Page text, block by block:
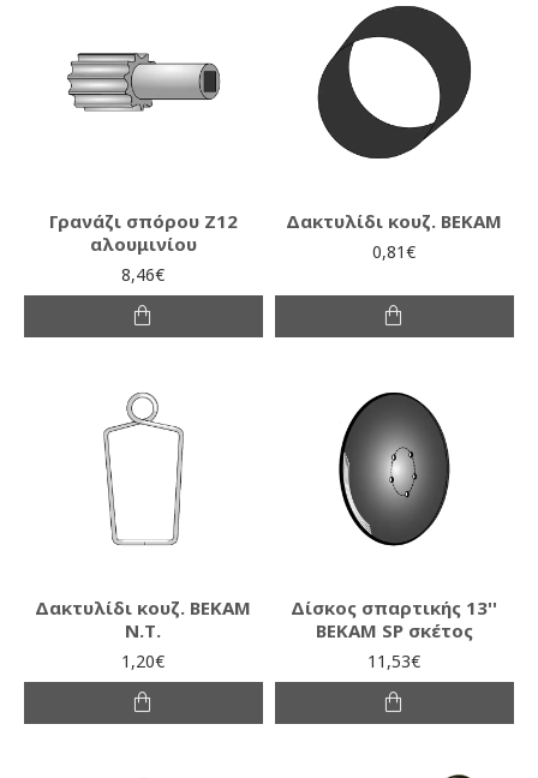
Γρανάζι σπόρου Ζ12
αλουμινίου
8,46€
Δακτυλίδι κουζ. ΒΕΚΑΜ
0,81€
Δακτυλίδι κουζ. ΒΕΚΑΜ
Ν.Τ.
1,20€
Δίσκος σπαρτικής 13''
ΒΕΚΑΜ SP σκέτος
11,53€